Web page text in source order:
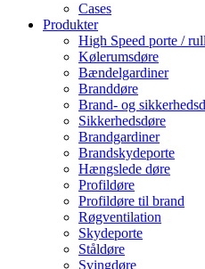
Cases
Produkter
High Speed porte /
Kølerumsdøre
Bændelgardiner
Branddøre
Brand- og
Sikkerhedsdøre
Brandgardiner
Brandskydeporte
Hængslede døre
Profildøre
Profildøre til brand
Røgventilation
Skydeporte
Ståldøre
Svingdøre